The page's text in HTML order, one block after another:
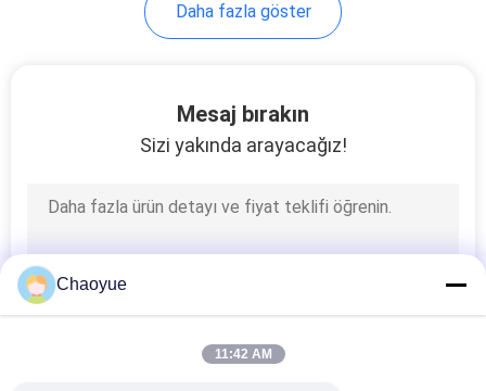
Daha fazla göster
Mesaj bırakın
Sizi yakında arayacağız!
Chaoyue
11:42 AM